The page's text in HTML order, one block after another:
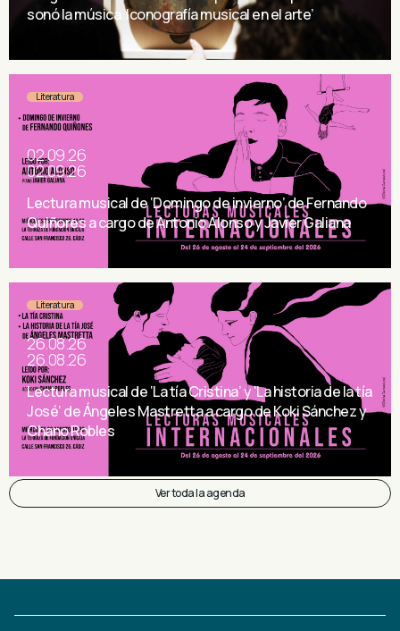
sonó la música. Iconografía musical en el arte’
Literatura
02.09.26
02.09.26
Lectura musical de ‘Domingo de invierno’ de Fernando
Quiñores a cargo de Antonio Alonso y Javier Galiana
Literatura
26.08.26
26.08.26
Lectura musical de ‘La tía Cristina’ y ‘La historia de la tía
José’ de Ángeles Mastretta a cargo de Koki Sánchez y
Chano Robles
Ver toda la agenda